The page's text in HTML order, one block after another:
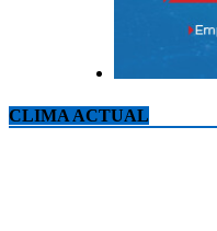
CLIMA ACTUAL